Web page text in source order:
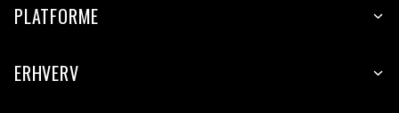
PLATFORME
ERHVERV